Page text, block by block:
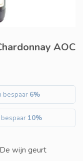
AOC
bespaar 6%
10%
wijn geurt